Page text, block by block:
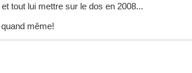
tout lui mettre sur le dos en 2008...
même!